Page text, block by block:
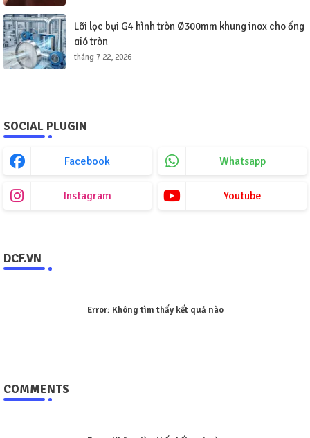
Lõi lọc bụi G4 hình tròn Ø300mm khung inox cho ống
gió tròn
tháng 7 22, 2026
SOCIAL PLUGIN
Facebook Whatsapp
Instagram Youtube
DCF.VN
Error: Không tìm thấy kết quả nào
COMMENTS